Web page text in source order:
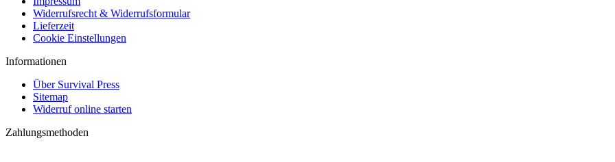
Widerrufsrecht & Widerrufsformular
Lieferzeit
Cookie Einstellungen
Informationen
Über Survival Press
Sitemap
Widerruf online starten
Zahlungsmethoden